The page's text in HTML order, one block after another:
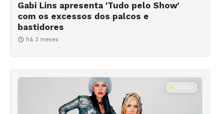
Gabi Lins apresenta 'Tudo pelo Show'
com os excessos dos palcos e
bastidores
há 3 meses
MÚSICA